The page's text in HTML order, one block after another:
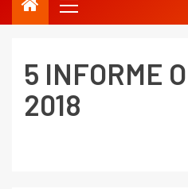
5 INFORME
2018